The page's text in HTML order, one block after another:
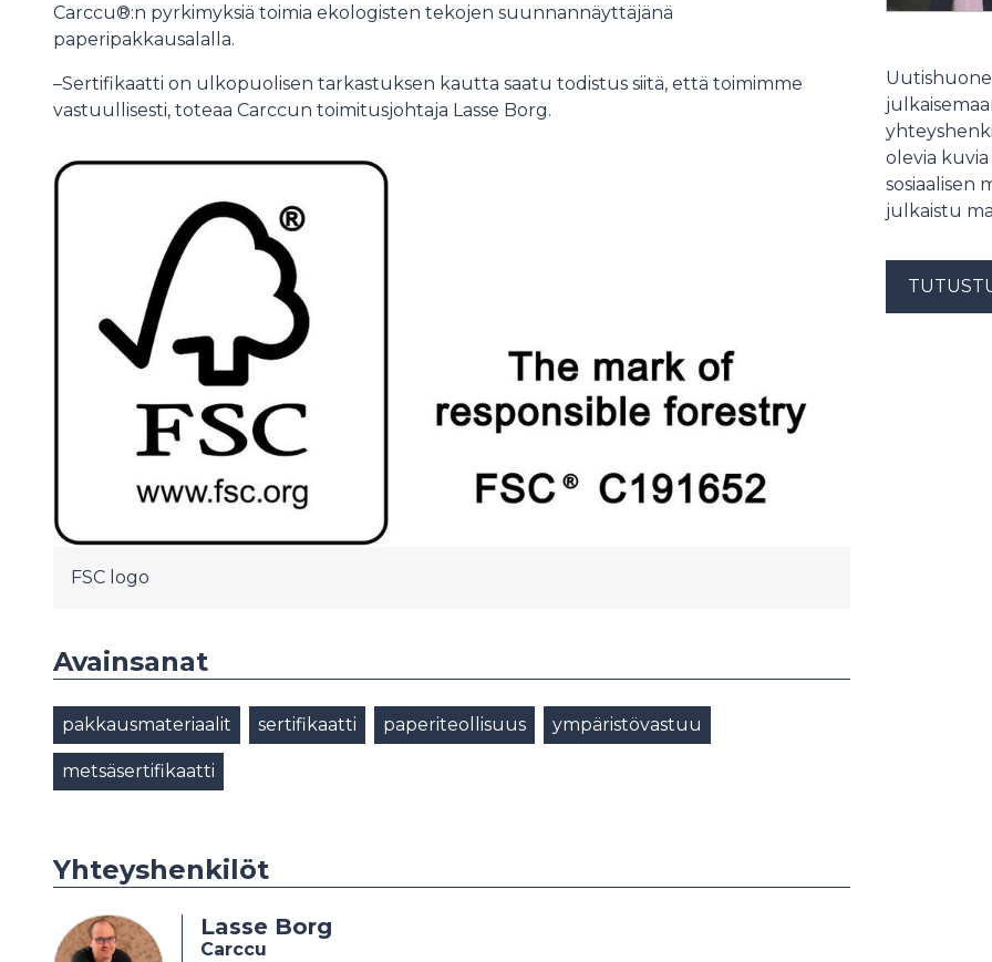
Carccu®:n pyrkimyksiä toimia ekologisten tekojen suunnannäyttäjänä
paperipakkausalalla.
–Sertifikaatti on ulkopuolisen tarkastuksen kautta saatu todistus siitä, että toimimme
vastuullisesti, toteaa Carccun toimitusjohtaja Lasse Borg.
FSC logo
Avainsanat
pakkausmateriaalit sertifikaatti paperiteollisuus ympäristövastuu
metsäsertifikaatti
Yhteyshenkilöt
Lasse Borg
Carccu
olevia
sosiaalisen
julkaistu